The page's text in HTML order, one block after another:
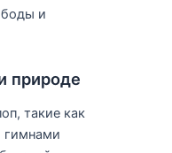
и
природе
такие как
гимнами